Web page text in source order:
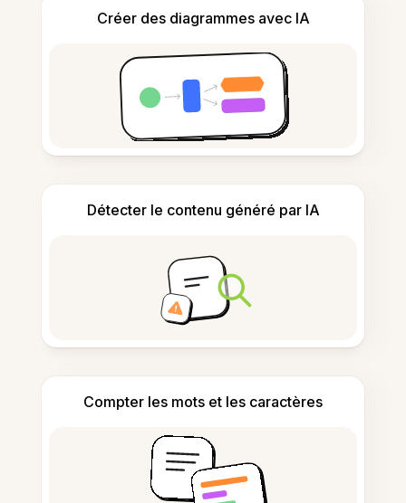
Créer des diagrammes avec IA
Détecter le contenu généré par IA
Compter les mots et les caractères